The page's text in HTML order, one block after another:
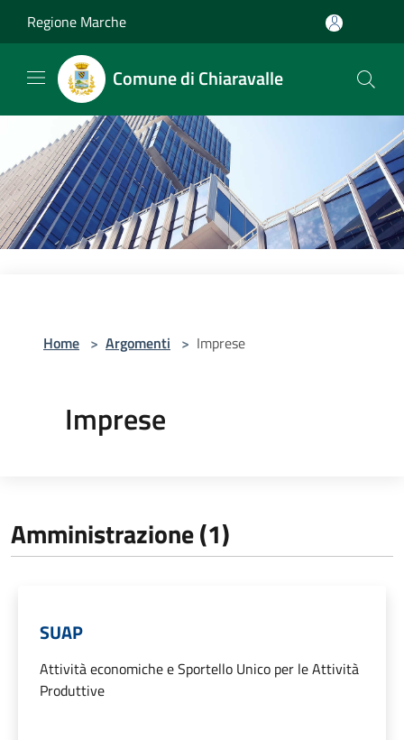
Regione Marche
Comune di Chiaravalle
Home > Argomenti > Imprese
Imprese
Amministrazione (1)
SUAP
Attività economiche e Sportello Unico per le Attività
Produttive